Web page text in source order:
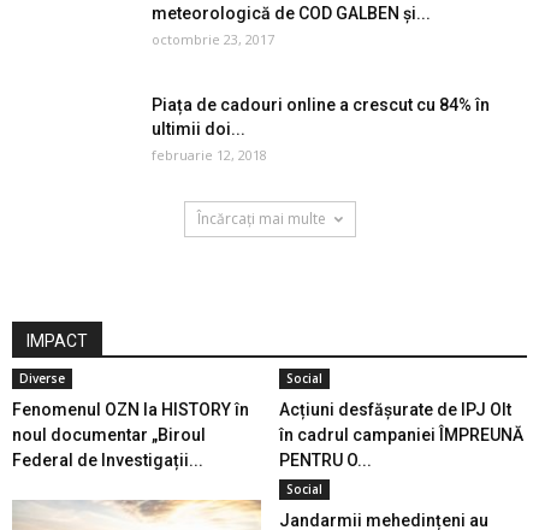
meteorologică de COD GALBEN și...
octombrie 23, 2017
Piața de cadouri online a crescut cu 84% în
ultimii doi...
februarie 12, 2018
Încărcați mai multe
IMPACT
Diverse
Fenomenul OZN la HISTORY în
noul documentar „Biroul
Federal de Investigații...
Social
Acțiuni desfășurate de IPJ Olt
în cadrul campaniei ÎMPREUNĂ
PENTRU O...
Social
Jandarmii mehedințeni au